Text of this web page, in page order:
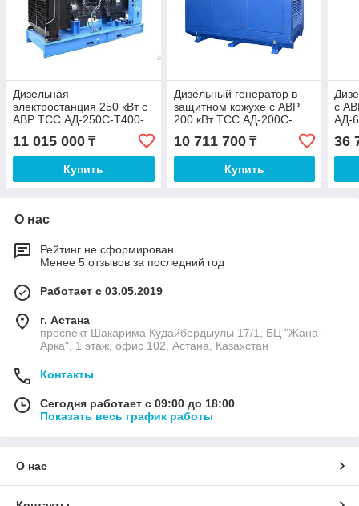
Дизельная
электростанция 250 кВт с
АВР ТСС АД-250С-Т400-
11 015 000 ₸
Купить
Дизельный генератор в
защитном кожухе с АВР
200 кВт ТСС АД-200С-
10 711 700₸
Купить
с
АД-
36
О нас
Рейтинг не сформирован
Менее 5 отзывов за последний год
Работает с 03.05.2019
г. Астана
проспект Шакарима Кудайбердыулы 17/1, БЦ "Жана-
Арка", 1 этаж, офис 102, Астана, Казахстан
Контакты
Сегодня работает с 09:00 до 18:00
Показать весь график работы
О нас